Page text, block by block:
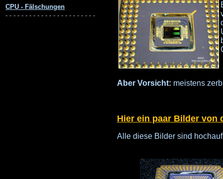
Aber Vorsicht: meistens
Hier ein paar Bilder von
Alle diese Bilder sind